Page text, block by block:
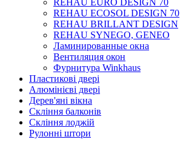
REHAU EURO DESIGN 70
REHAU ECOSOL DESIGN 70
REHAU BRILLANT DESIGN
REHAU SYNEGO, GENEO
Ламинированные окна
Вентиляция окон
Фурнитура Winkhaus
Пластикові двері
Алюмінієві двері
Дерев'яні вікна
Скління балконів
Скління лоджій
Рулонні штори